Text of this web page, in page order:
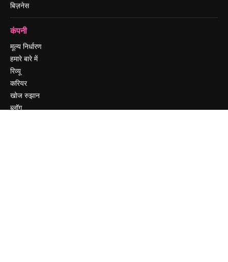
बिज़नेस
कंपनी
मूल्य निर्धारण
हमारे बारे में
रिव्यू
करियर
खोज रुझान
ब्लॉग